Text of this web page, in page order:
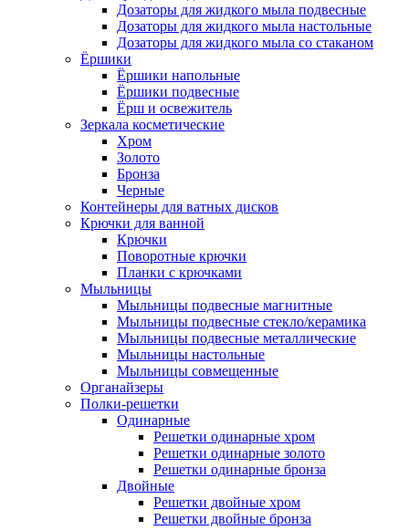
Дозаторы для жидкого мыла подвесные
Дозаторы для жидкого мыла настольные
Дозаторы для жидкого мыла со стаканом
Ёршики
Ёршики напольные
Ёршики подвесные
Ёрш и освежитель
Зеркала косметические
Хром
Золото
Бронза
Черные
Контейнеры для ватных дисков
Крючки для ванной
Крючки
Поворотные крючки
Планки с крючками
Мыльницы
Мыльницы подвесные магнитные
Мыльницы подвесные стекло/керамика
Мыльницы подвесные металлические
Мыльницы настольные
Мыльницы совмещенные
Органайзеры
Полки-решетки
Одинарные
Решетки одинарные хром
Решетки одинарные золото
Решетки одинарные бронза
Двойные
Решетки двойные хром
Решетки двойные бронза